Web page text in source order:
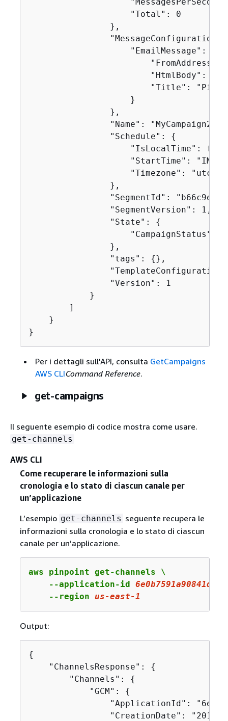
                    "Total": 0
                },
                    "EmailMessage":
"FromAddress":
"HtmlBody":
"Title":
                    }
                },
                "Name": "MyCampaign2",
                "Schedule":
{
"IsLocalTime":
"StartTime":
                    "Timezone": "utc"
                },
"SegmentId":
                "SegmentVersion": 1,
                "State":
{
"CampaignStatus":
                },
                "tags":
{},
                "Version": 1
            }
        ]
    }
}
Per i dettagli sull'API, consulta GetCampaigns
AWS CLICommand Reference.
get-campaigns
Il seguente esempio di codice mostra come usare.
get-channels
AWS CLI
Come recuperare le informazioni sulla
cronologia e lo stato di ciascun canale per
un’applicazione
L’esempio get-channels seguente recupera le
informazioni sulla cronologia e lo stato di ciascun
canale per un’applicazione.
aws pinpoint get-channels \
    --application-id
    --region
us-east-1
Output:
{
    "ChannelsResponse":
{
        "Channels":
{
            "GCM":
{
"ApplicationId":
"CreationDate": "2019-